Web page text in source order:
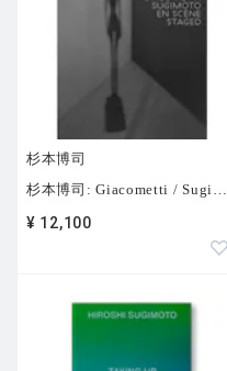
杉本博司
杉本博司: Giacometti / Sugi…
¥ 12,100